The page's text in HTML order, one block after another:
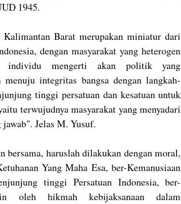
1945.
Barat merupakan miniatur dari
dengan masyarakat yang heterogen
individu mengerti akan politik yang
menuju integritas bangsa dengan langkah-
tinggi persatuan dan kesatuan untuk
terwujudnya masyarakat yang menyadari
Jelas M. Yusuf.
bersama, haruslah dilakukan dengan moral,
Yang Maha Esa, ber-Kemanusiaan
tinggi Persatuan Indonesia, ber-
oleh hikmah kebijaksanaan dalam